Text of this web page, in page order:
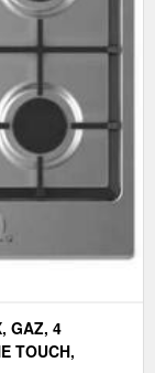
GAZ, 4
TOUCH,